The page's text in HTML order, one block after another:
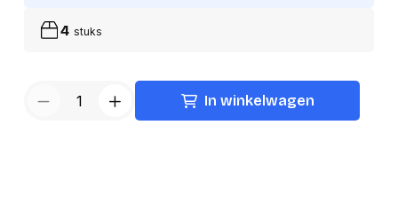
4 stuks
In winkelwagen